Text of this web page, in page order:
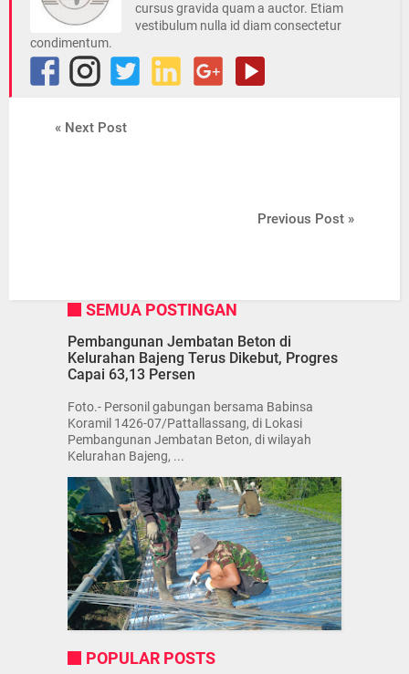
cursus gravida quam a auctor. Etiam
vestibulum nulla id diam consectetur
condimentum.
« Next Post
Previous Post »
SEMUA POSTINGAN
Pembangunan Jembatan Beton di
Kelurahan Bajeng Terus Dikebut, Progres
Capai 63,13 Persen
Foto.- Personil gabungan bersama Babinsa
Koramil 1426-07/Pattallassang, di Lokasi
Pembangunan Jembatan Beton, di wilayah
Kelurahan Bajeng, ...
POPULAR POSTS